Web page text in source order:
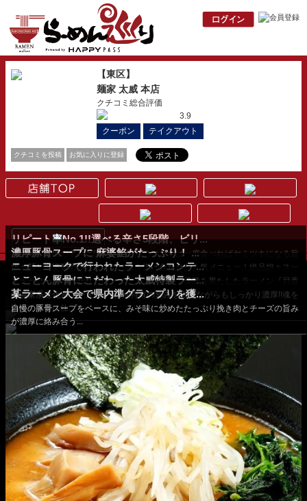
【東区】
麺家 太威 本店
クチコミ総合評価
3.9
クーポン
テイクアウト
クチコミを投稿 お気に入りに登録
リピート率No.1!!選べる辛さ5段階、ビリ...
爽やかな山椒の辛みと濃厚豚骨醤油のコラボは一度食べればヤミツキになる旨
さ。1辛でも充分に...
濃厚豚骨スープに 麻婆餡がたっぷり！ ...
担々麺と麻婆麺の美味しいところを掛け合わせた人気メニュー！絶品担々スー
プにとろ～り特性...
ニューヨークで行われたラーメンコンテ...
ニューヨークで行われたラーメンコンテストで優勝を果たしたラーメン『貝香
る 塩豚骨ラーメン...
とことん豚骨にこだわった太威特製ラー...
横浜家系進化系ラーメンが旨い!!特有の臭みを抑えながらもしっかり濃厚!!魂を
込めて丁寧に仕...
某ラーメン大会で県内準グランプリを獲...
自慢の豚骨スープをベースに、みそ味に炒めたたっぷり挽き肉とチーズの旨み
が濃厚に絡み合う...